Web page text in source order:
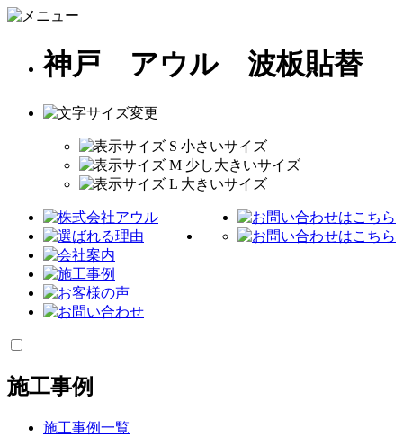
神戸 アウル 波板貼替
施工事例
施工事例一覧